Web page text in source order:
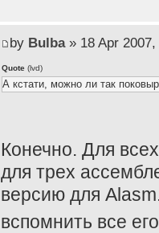
by Bulba» 18 Apr 2007,
Quote(lvd)
А кстати, можно ли так
Конечно. Для
для трех
версию для
вспомнить все